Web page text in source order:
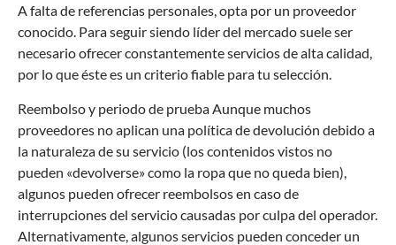
A falta de referencias personales, opta por un proveedor
conocido. Para seguir siendo líder del mercado suele ser
necesario ofrecer constantemente servicios de alta calidad,
por lo que éste es un criterio fiable para tu selección.
Reembolso y periodo de prueba Aunque muchos
proveedores no aplican una política de devolución debido a
la naturaleza de su servicio (los contenidos vistos no
pueden «devolverse» como la ropa que no queda bien),
algunos pueden ofrecer reembolsos en caso de
interrupciones del servicio causadas por culpa del operador.
Alternativamente, algunos servicios pueden conceder un